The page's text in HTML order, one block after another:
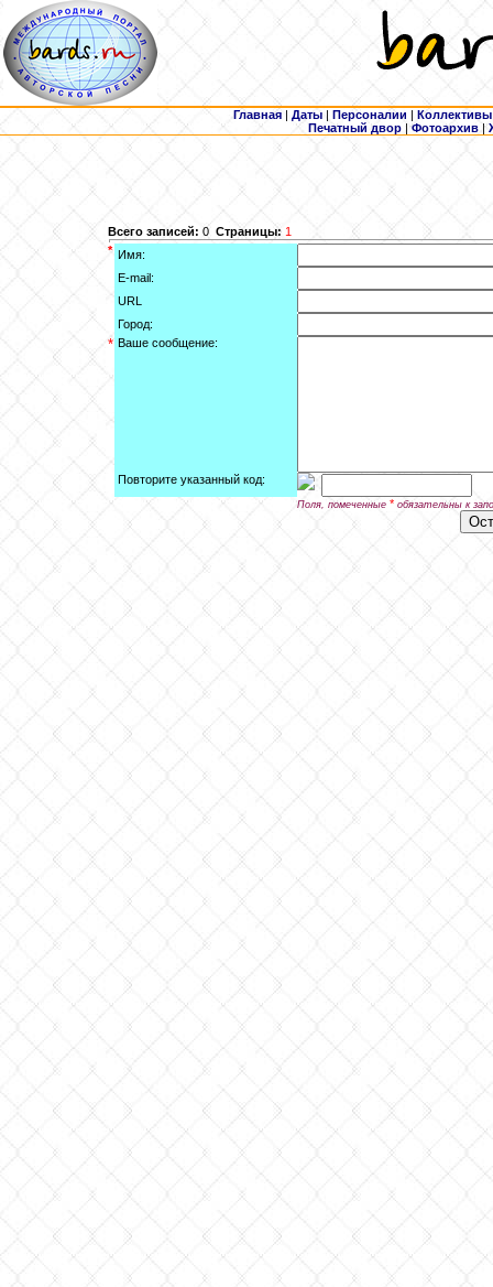
Главная | Даты | Персоналии | Коллективы
Печатный двор |Фотоархив |
Всего записей: 0 Страницы: 1
* Имя:
E-mail:
URL
Город:
* Ваше сообщение:
Повторите указанный код:
Поля, помеченные * обязательны к